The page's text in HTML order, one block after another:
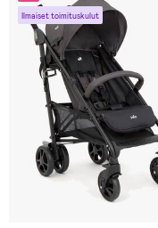
Ilmaiset toimituskulut